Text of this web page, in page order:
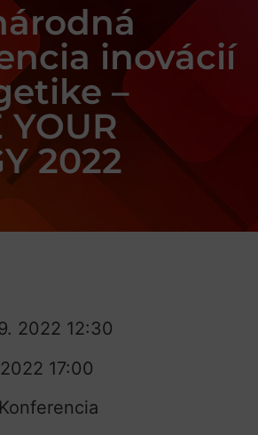
inovácií
–
YOUR
2022
2022 12:30
17:00
Konferencia